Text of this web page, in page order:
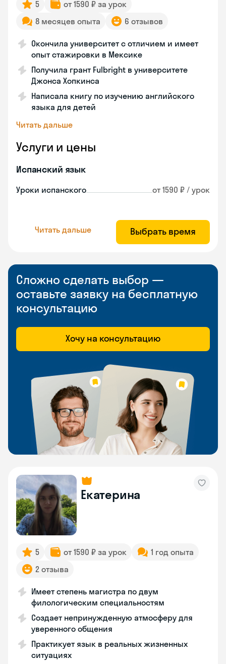
5
от 1590 ₽ за урок
8 месяцев опыта
6 отзывов
Окончила университет с отличием и имеет
опыт стажировки в Мексике
Получила грант Fulbright в университете
Джонса Хопкинса
Написала книгу по изучению английского
языка для детей
Читать дальше
Услуги и цены
Испанский язык
Уроки испанского от 1590 ₽ / урок
Читать дальше Выбрать время
Сложно сделать выбор —
оставьте заявку на бесплатную
консультацию
Хочу на консультацию
Екатерина
5 от 1590 ₽ за урок
1 год опыта
2 отзыва
Имеет степень магистра по двум
филологическим специальностям
Создает непринужденную атмосферу для
уверенного общения
Практикует язык в реальных жизненных
ситуациях